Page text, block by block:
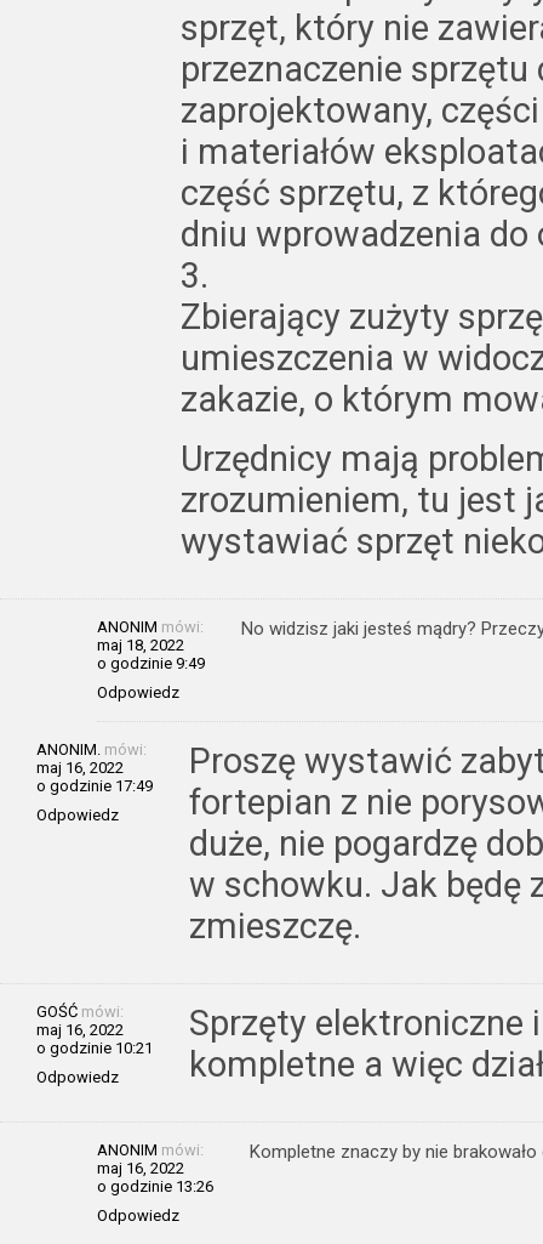
sprzęt, który nie
przeznaczenie sprzętu
zaprojektowany,
i materiałów
część sprzętu, z
dniu wprowadzenia
3.
Zbierający zużyty
umieszczenia w
zakazie, o którym
Urzędnicy mają
zrozumieniem, tu jest
wystawiać sprzęt
ANONIM mówi:
maj 18, 2022
o godzinie 9:49
Odpowiedz
No widzisz jaki jesteś mądry?
ANONIM. mówi:
maj 16, 2022
o godzinie 17:49
Odpowiedz
Proszę wystawić
fortepian z nie
duże, nie pogardzę
w schowku. Jak będę
zmieszczę.
GOŚĆ mówi:
maj 16, 2022
o godzinie 10:21
Odpowiedz
Sprzęty elektroniczne
kompletne a więc
ANONIM mówi:
maj 16, 2022
o godzinie 13:26
Odpowiedz
Kompletne znaczy by nie